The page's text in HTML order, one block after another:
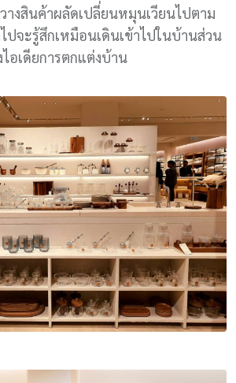
างสินค้าผลัดเปลี่ยนหมุนเวียนไปตาม
ปจะรู้สึกเหมือนเดินเข้าไปในบ้านส่วน
อเดียการตกแต่งบ้าน